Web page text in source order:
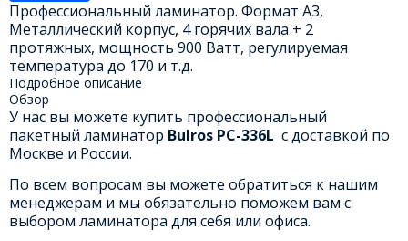
Профессиональный ламинатор. Формат А3,
Металлический корпус, 4 горячих вала + 2
протяжных, мощность 900 Ватт, регулируемая
температура до 170 и т.д.
Подробное описание
Обзор
У нас вы можете купить профессиональный
пакетный ламинатор Bulros PC-336L с доставкой по
Москве и России.
По всем вопросам вы можете обратиться к нашим
менеджерам и мы обязательно поможем вам с
выбором ламинатора для себя или офиса.